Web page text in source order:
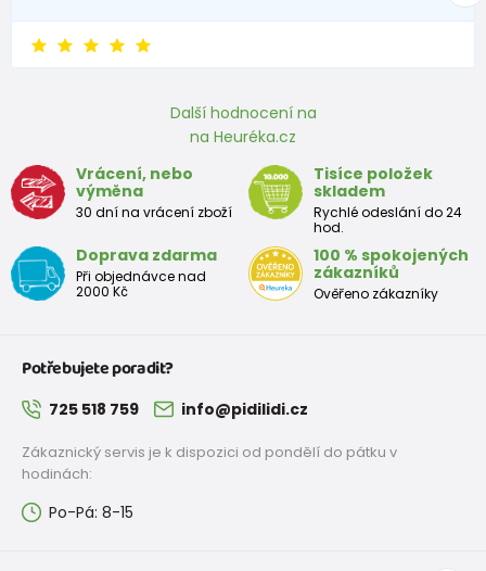
Další hodnocení na
na Heuréka.cz
Vrácení, nebo
výměna
30 dní na vrácení zboží
Tisíce položek
skladem
Rychlé odeslání do 24
hod.
Doprava zdarma
Při objednávce nad
2000 Kč
100 % spokojených
zákazníků
Ověřeno zákazníky
Potřebujete poradit?
725 518 759 info@pidilidi.cz
Zákaznický servis je k dispozici od pondělí do pátku v
hodinách:
Po-Pá: 8-15